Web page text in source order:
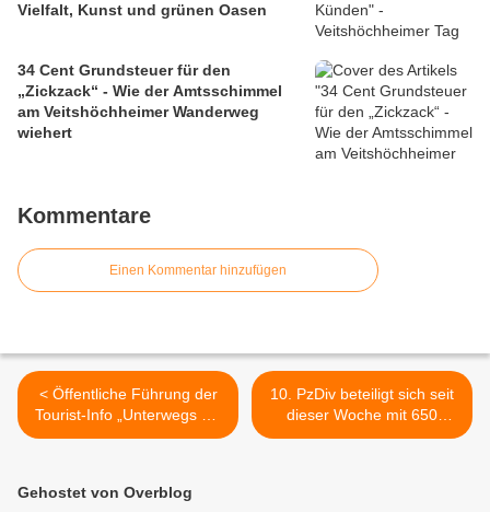
Vielfalt, Kunst und grünen Oasen
34 Cent Grundsteuer für den
„Zickzack“ - Wie der Amtsschimmel
am Veitshöchheimer Wanderweg
wiehert
Kommentare
Einen Kommentar hinzufügen
< Öffentliche Führung der
Tourist-Info „Unterwegs mit
dem Veitshöchheimer Tag-
Veitshöchheim
10. PzDiv beteiligt sich seit
dieser Woche mit 650
Soldaten an den nächsten
Gehostet von Overblog